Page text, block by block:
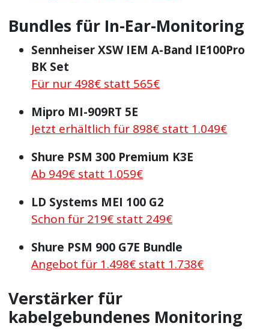
Bundles für In-Ear-Monitoring
Sennheiser XSW IEM A-Band IE100Pro
BK Set
Für nur 498€ statt 565€
Mipro MI-909RT 5E
Jetzt erhältlich für 898€ statt 1.049€
Shure PSM 300 Premium K3E
Ab 949€ statt 1.059€
LD Systems MEI 100 G2
Schon für 219€ statt 249€
Shure PSM 900 G7E Bundle
Angebot für 1.498€ statt 1.738€
Verstärker für
kabelgebundenes Monitoring